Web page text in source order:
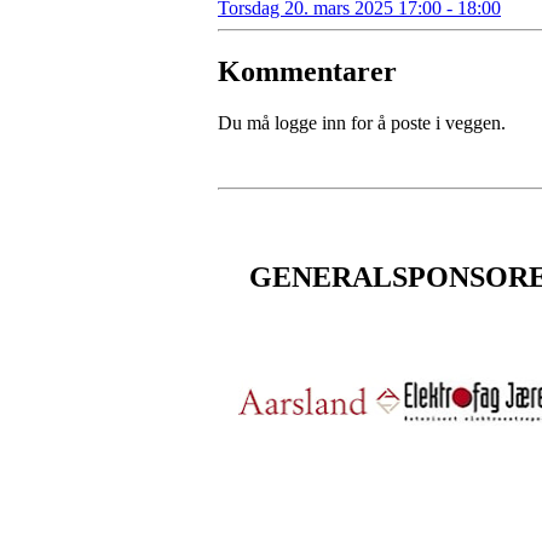
Torsdag 20. mars 2025 17:00 - 18:00
Kommentarer
Du må logge inn for å poste i veggen.